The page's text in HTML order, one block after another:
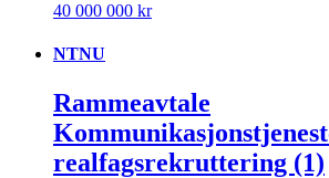
40 000 000 kr
NTNU
Rammeavtale
realfagsrekruttering (1)